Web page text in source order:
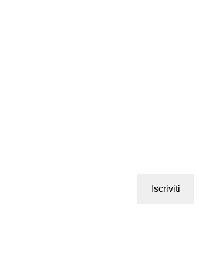
Iscriviti